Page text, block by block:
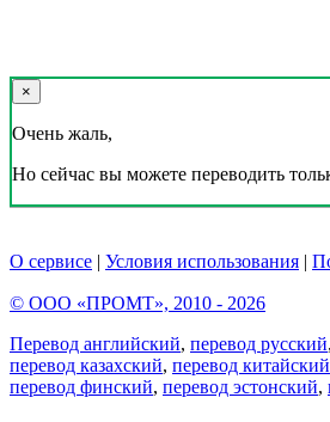
×
Очень жаль,
Но сейчас вы можете переводить
О сервисе | Условия использования |
© ООО «ПРОМТ», 2010 - 2026
Перевод английский, перевод русский,
перевод казахский, перевод китайский
перевод финский, перевод эстонский,